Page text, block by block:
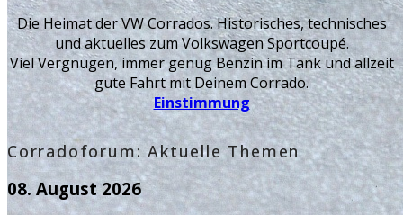
Die Heimat der VW Corrados. Historisches, technisches
und aktuelles zum Volkswagen Sportcoupé.
Viel Vergnügen, immer genug Benzin im Tank und allzeit
gute Fahrt mit Deinem Corrado.
Einstimmung
Corradoforum: Aktuelle Themen
08. August 2026